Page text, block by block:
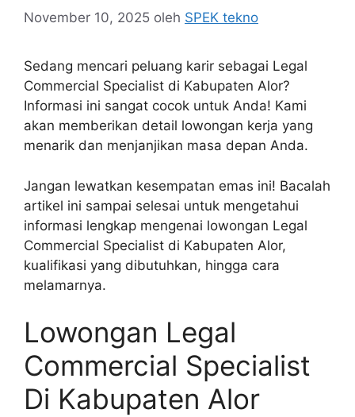
November 10, 2025 oleh SPEK tekno
Sedang mencari peluang karir sebagai Legal
Commercial Specialist di Kabupaten Alor?
Informasi ini sangat cocok untuk Anda! Kami
akan memberikan detail lowongan kerja yang
menarik dan menjanjikan masa depan Anda.
Jangan lewatkan kesempatan emas ini! Bacalah
artikel ini sampai selesai untuk mengetahui
informasi lengkap mengenai lowongan Legal
Commercial Specialist di Kabupaten Alor,
kualifikasi yang dibutuhkan, hingga cara
melamarnya.
Lowongan Legal
Commercial Specialist
Di Kabupaten Alor